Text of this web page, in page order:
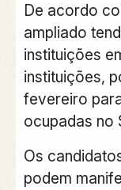
De acordo
ampliado
instituições
instituições,
fevereiro
ocupadas no
Os
podem